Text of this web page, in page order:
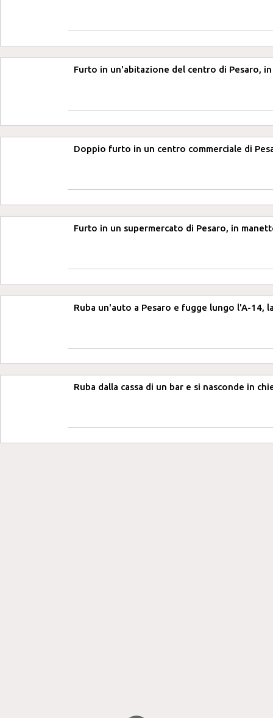
Furto in un'abitazione del centro di Pesaro,
Doppio furto in un centro commerciale di
Furto in un supermercato di Pesaro, in
Ruba un'auto a Pesaro e fugge lungo l'A-14,
Ruba dalla cassa di un bar e si nasconde in